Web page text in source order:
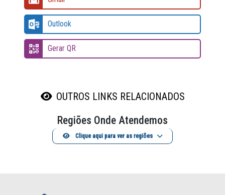
Outlook
Gerar QR
OUTROS LINKS RELACIONADOS
Regiões Onde Atendemos
Clique aqui para ver as regiões